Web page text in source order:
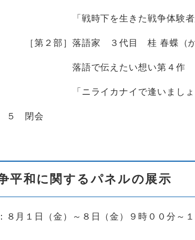
下を生きた戦争体験者が語る
］落語家 ３代目 桂 春蝶（かつ
伝えたい想い第４作
イカナイで逢いましょう～ひめ
会
平和に関するパネルの展示
８月１日（金）～８日（金）９時００分～